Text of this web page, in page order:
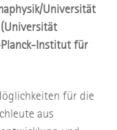
Universität
Institut für
für die
aus